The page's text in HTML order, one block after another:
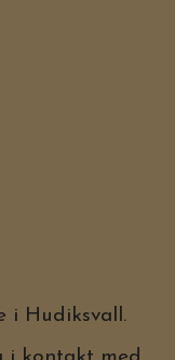
i Hudiksvall.